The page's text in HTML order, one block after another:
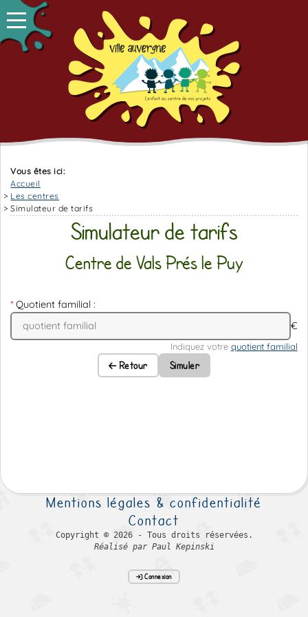
Vous êtes ici:
Accueil
Les centres
Simulateur de tarifs
Simulateur de tarifs
Centre de Vals Prés le Puy
Quotient familial :
€
Indiquez votre quotient familial
Retour Simuler
Mentions légales & confidentialité
Contact
Copyright © 2026 - Tous droits réservées.
Réalisé par Paul Kepinski
Connexion